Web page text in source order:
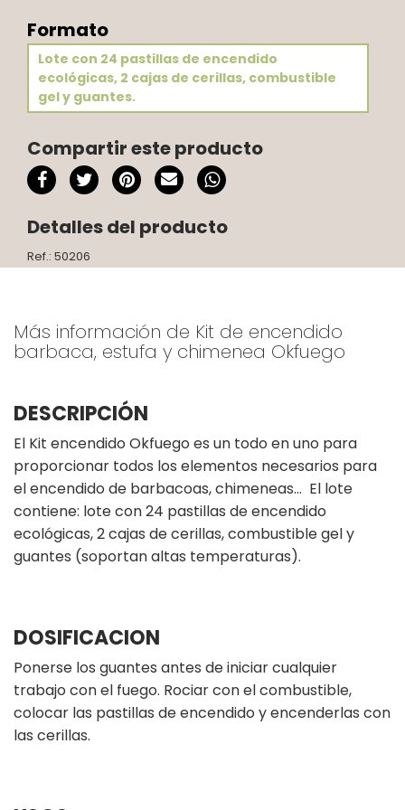
Formato
Lote con 24 pastillas de encendido
ecológicas, 2 cajas de cerillas, combustible
gel y guantes.
Compartir este producto
Detalles del producto
Ref.: 50206
Más información de Kit de encendido
barbaca, estufa y chimenea Okfuego
DESCRIPCIÓN
El Kit encendido Okfuego es un todo en uno para
proporcionar todos los elementos necesarios para
el encendido de barbacoas, chimeneas… El lote
contiene: lote con 24 pastillas de encendido
ecológicas, 2 cajas de cerillas, combustible gel y
guantes (soportan altas temperaturas).
DOSIFICACION
Ponerse los guantes antes de iniciar cualquier
trabajo con el fuego. Rociar con el combustible,
colocar las pastillas de encendido y encenderlas con
las cerillas.